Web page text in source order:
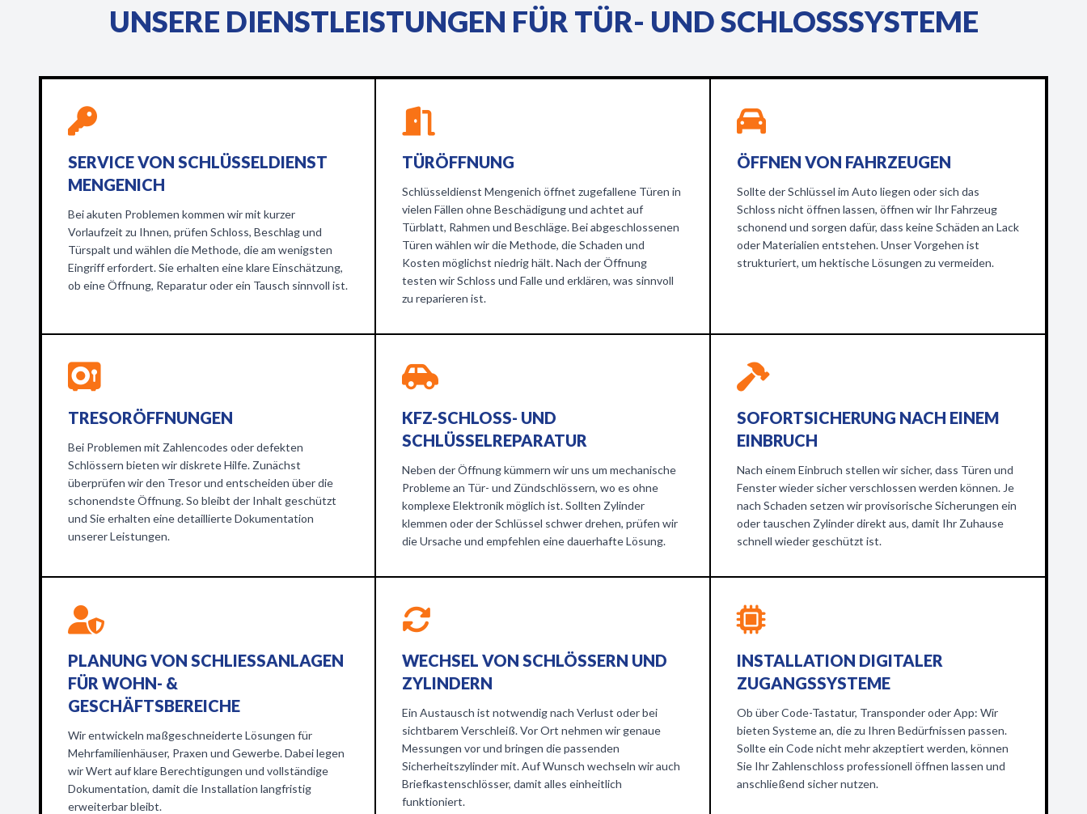
UNSERE DIENSTLEISTUNGEN FÜR TÜR- UND SCHLOSSSYSTEME
SERVICE VON SCHLÜSSELDIENST
MENGENICH
Bei akuten Problemen kommen wir mit kurzer
Vorlaufzeit zu Ihnen, prüfen Schloss, Beschlag und
Türspalt und wählen die Methode, die am wenigsten
Eingriff erfordert. Sie erhalten eine klare Einschätzung,
ob eine Öffnung, Reparatur oder ein Tausch sinnvoll ist.
TÜRÖFFNUNG
Schlüsseldienst Mengenich öffnet zugefallene Türen in
vielen Fällen ohne Beschädigung und achtet auf
Türblatt, Rahmen und Beschläge. Bei abgeschlossenen
Türen wählen wir die Methode, die Schaden und
Kosten möglichst niedrig hält. Nach der Öffnung
testen wir Schloss und Falle und erklären, was sinnvoll
zu reparieren ist.
ÖFFNEN VON FAHRZEUGEN
Sollte der Schlüssel im Auto liegen oder sich das
Schloss nicht öffnen lassen, öffnen wir Ihr Fahrzeug
schonend und sorgen dafür, dass keine Schäden an Lack
oder Materialien entstehen. Unser Vorgehen ist
strukturiert, um hektische Lösungen zu vermeiden.
TRESORÖFFNUNGEN
Bei Problemen mit Zahlencodes oder defekten
Schlössern bieten wir diskrete Hilfe. Zunächst
überprüfen wir den Tresor und entscheiden über die
schonendste Öffnung. So bleibt der Inhalt geschützt
und Sie erhalten eine detaillierte Dokumentation
unserer Leistungen.
KFZ-SCHLOSS- UND
SCHLÜSSELREPARATUR
Neben der Öffnung kümmern wir uns um mechanische
Probleme an Tür- und Zündschlössern, wo es ohne
komplexe Elektronik möglich ist. Sollten Zylinder
klemmen oder der Schlüssel schwer drehen, prüfen wir
die Ursache und empfehlen eine dauerhafte Lösung.
SOFORTSICHERUNG NACH EINEM
EINBRUCH
Nach einem Einbruch stellen wir sicher, dass Türen und
Fenster wieder sicher verschlossen werden können. Je
nach Schaden setzen wir provisorische Sicherungen ein
oder tauschen Zylinder direkt aus, damit Ihr Zuhause
schnell wieder geschützt ist.
PLANUNG VON SCHLIESSANLAGEN F
ÜR WOHN- & G
ESCHÄFTSBEREICHE
Wir entwickeln maßgeschneiderte Lösungen für
Mehrfamilienhäuser, Praxen und Gewerbe. Dabei legen
wir Wert auf klare Berechtigungen und vollständige
Dokumentation, damit die Installation langfristig
erweiterbar bleibt.
WECHSEL VON SCHLÖSSERN UND
ZYLINDERN
Ein Austausch ist notwendig nach Verlust oder bei
sichtbarem Verschleiß. Vor Ort nehmen wir genaue
Messungen vor und bringen die passenden
Sicherheitszylinder mit. Auf Wunsch wechseln wir auch
Briefkastenschlösser, damit alles einheitlich
funktioniert.
INSTALLATION DIGITALER
ZUGANGSSYSTEME
Ob über Code-Tastatur, Transponder oder App: Wir
bieten Systeme an, die zu Ihren Bedürfnissen passen.
Sollte ein Code nicht mehr akzeptiert werden, können
Sie Ihr Zahlenschloss professionell öffnen lassen und
anschließend sicher nutzen.